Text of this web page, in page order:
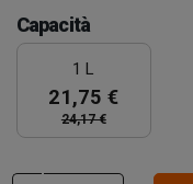
Capacità
1 L
21,75 €
24,17 €